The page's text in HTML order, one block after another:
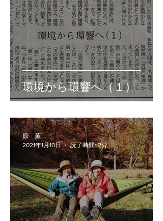
環境から環響へ（１）
原 薫
2021年1月10日
読了時間: 2分